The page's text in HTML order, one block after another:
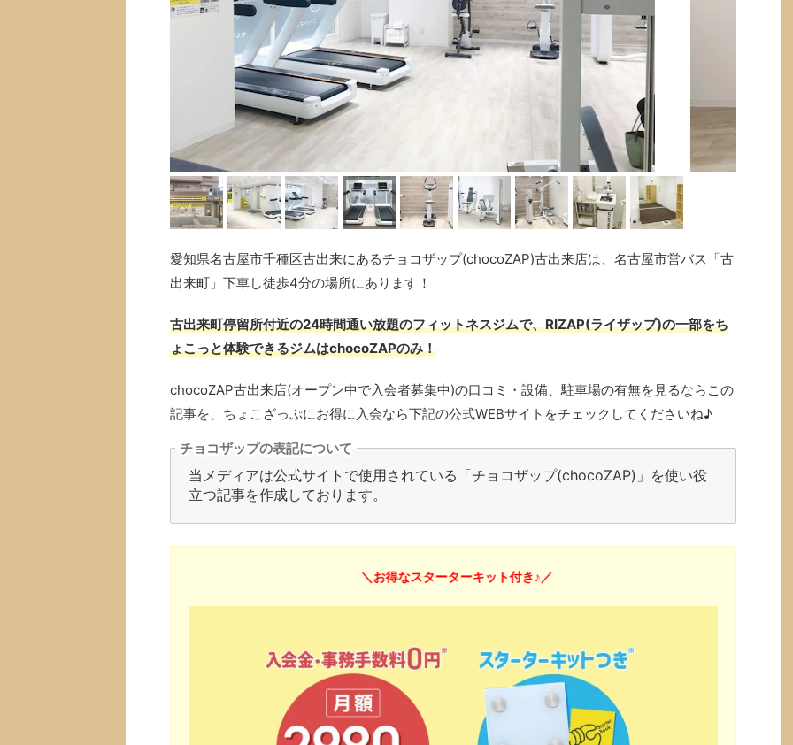
愛知県名古屋市千種区古出来にあるチョコザップ(chocoZAP)古出来店は、名古屋市営バス「古
出来町」下車し徒歩4分の場所にあります！
古出来町停留所付近の24時間通い放題のフィットネスジムで、RIZAP(ライザップ)の一部をち
ょこっと体験できるジムはchocoZAPのみ！
chocoZAP古出来店(オープン中で入会者募集中)の口コミ・設備、駐車場の有無を見るならこの
記事を、ちょこざっぷにお得に入会なら下記の公式WEBサイトをチェックしてくださいね♪
チョコザップの表記について
当メディアは公式サイトで使用されている「チョコザップ(chocoZAP)」を使い役
立つ記事を作成しております。
＼お得なスターターキット付き♪／